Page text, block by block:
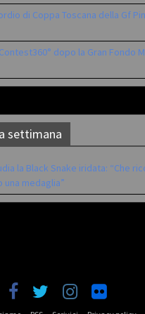
di Coppa Toscana della Gf
dopo la Gran Fondo
settimana
la Black Snake iridata: “Che
medaglia”